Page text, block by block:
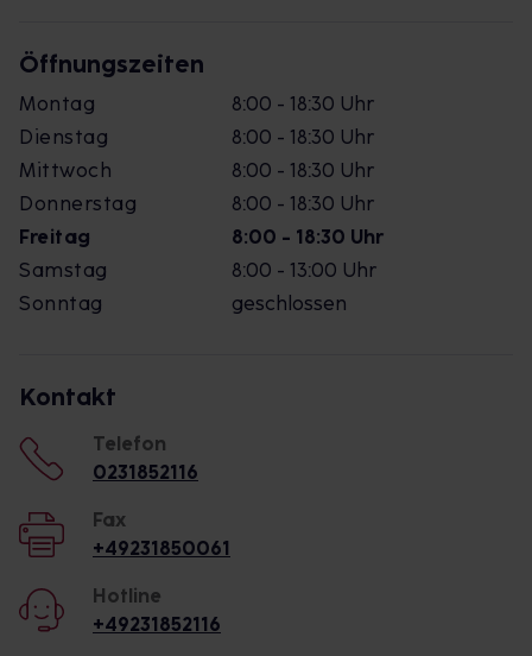
Öffnungszeiten
Montag
8:00 - 18:30 Uhr
Dienstag
8:00 - 18:30 Uhr
Mittwoch
8:00 - 18:30 Uhr
Donnerstag
8:00 - 18:30 Uhr
Freitag
8:00 - 18:30 Uhr
Samstag
8:00 - 13:00 Uhr
Sonntag
geschlossen
Kontakt
Telefon
0231852116
Fax
+49231850061
Hotline
+49231852116